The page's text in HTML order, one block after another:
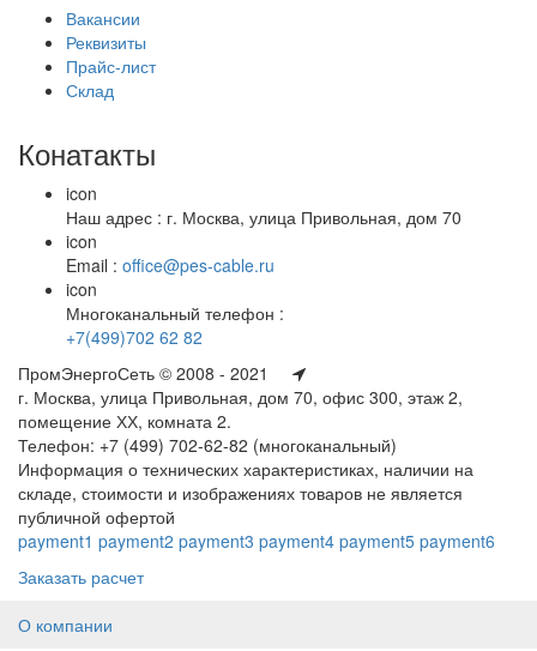
Вакансии
Реквизиты
Прайс-лист
Склад
Конатакты
icon
Наш адрес : г. Москва, улица Привольная, дом 70
icon
Email : office@pes-cable.ru
icon
Многоканальный телефон :
+7(499)702 62 82
ПромЭнергоСеть © 2008 - 2021
г. Москва, улица Привольная, дом 70, офис 300, этаж 2,
помещение ХХ, комната 2.
Телефон: +7 (499) 702-62-82 (многоканальный)
Информация о технических характеристиках, наличии на
складе, стоимости и изображениях товаров не является
публичной офертой
payment1 payment2 payment3 payment4 payment5 payment6
Заказать расчет
О компании